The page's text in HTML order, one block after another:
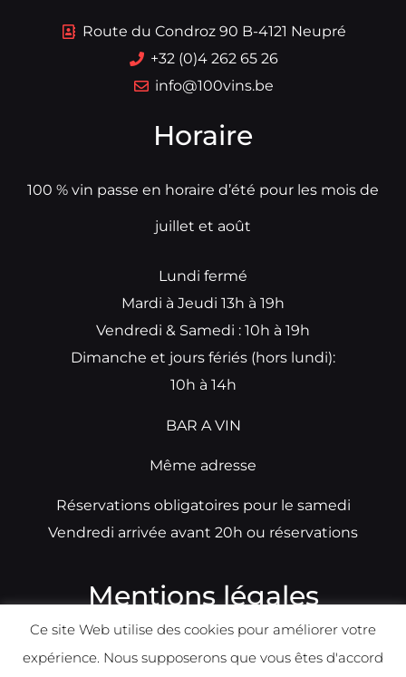
Route du Condroz 90 B-4121 Neupré
+32 (0)4 262 65 26
info@100vins.be
Horaire
100 % vin passe en horaire d’été pour les mois de
juillet et août
Lundi fermé
Mardi à Jeudi 13h à 19h
Vendredi & Samedi : 10h à 19h
Dimanche et jours fériés (hors lundi):
10h à 14h
BAR A VIN
Même adresse
Réservations obligatoires pour le samedi
Vendredi arrivée avant 20h ou réservations
Mentions légales
Ce site Web utilise des cookies pour améliorer votre
expérience. Nous supposerons que vous êtes d'accord